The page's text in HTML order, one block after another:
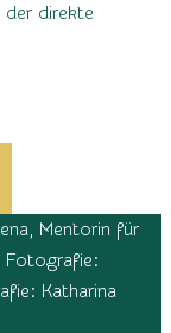
der direkte
Mentorin für
Fotografie:
Katharina